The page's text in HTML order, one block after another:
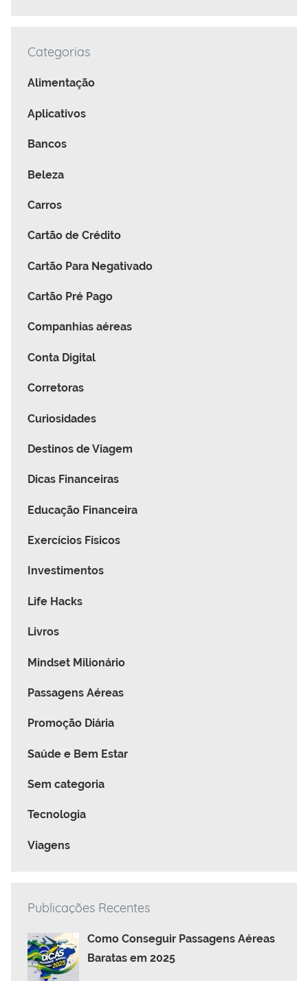
Categorias
Alimentação
Aplicativos
Bancos
Beleza
Carros
Cartão de Crédito
Cartão Para Negativado
Cartão Pré Pago
Companhias aéreas
Conta Digital
Corretoras
Curiosidades
Destinos de Viagem
Dicas Financeiras
Educação Financeira
Exercícios Físicos
Investimentos
Life Hacks
Livros
Mindset Milionário
Passagens Aéreas
Promoção Diária
Saúde e Bem Estar
Sem categoria
Tecnologia
Viagens
Publicações Recentes
Como Conseguir Passagens Aéreas
Baratas em 2025